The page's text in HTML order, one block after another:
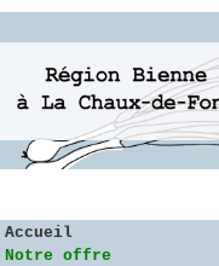
Accueil
Notre offre